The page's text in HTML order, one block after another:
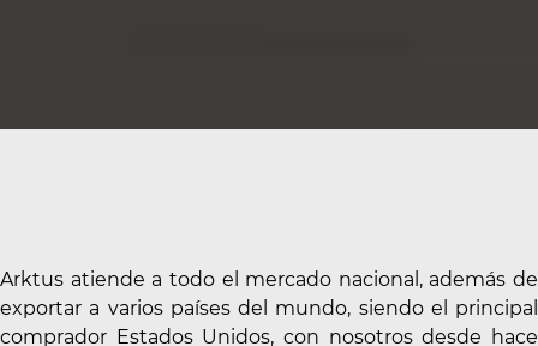
Arktus atiende a todo el mercado nacional, además de
exportar a varios países del mundo, siendo el principal
comprador Estados Unidos, con nosotros desde hace